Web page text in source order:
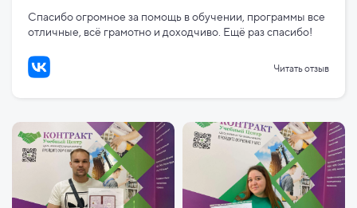
Спасибо огромное за помощь в обучении, программы все
отличные, всё грамотно и доходчиво. Ещё раз спасибо!
Читать отзыв